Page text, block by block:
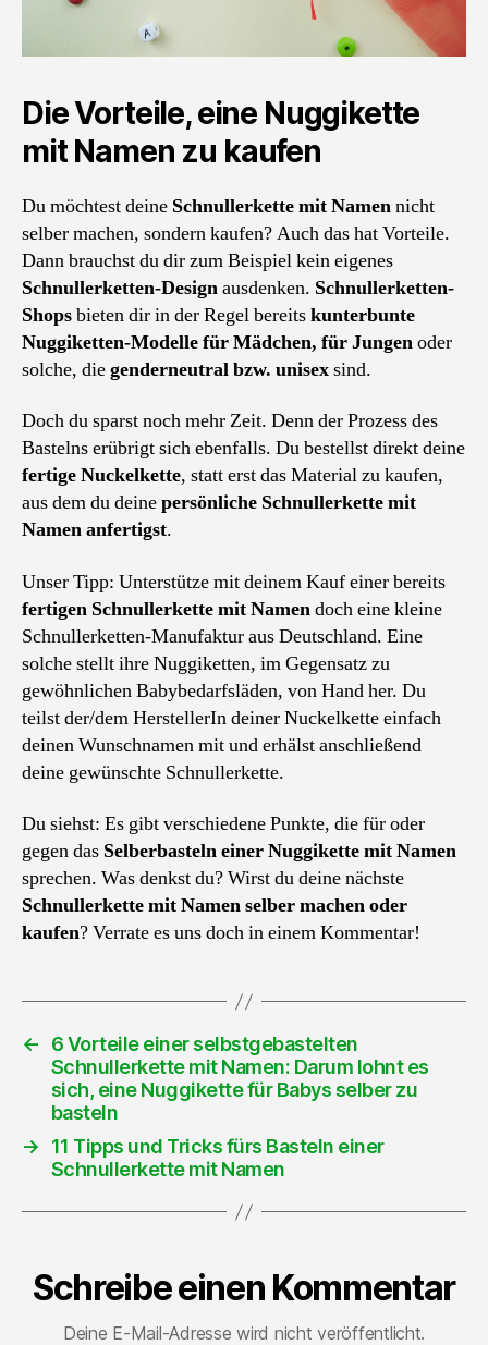
Die Vorteile, eine Nuggikette
mit Namen zu kaufen
Du möchtest deine Schnullerkette mit Namennicht
selber machen, sondern kaufen? Auch das hat Vorteile.
Dann brauchst du dir zum Beispiel kein eigenes
Schnullerketten-Designausdenken. Schnullerketten-
Shopsbieten dir in der Regel bereitskunterbunte
Nuggiketten-Modelle für Mädchen, für Jungenoder
solche, diegenderneutral bzw. unisexsind.
Doch du sparst noch mehr Zeit. Denn der Prozess des
Bastelns erübrigt sich ebenfalls. Du bestellst direkt deine
fertige Nuckelkette, statt erst das Material zu kaufen,
aus dem du deinepersönliche Schnullerkette mit
Namen anfertigst.
Unser Tipp: Unterstütze mit deinem Kauf einer bereits
fertigen Schnullerkette mit Namendoch eine kleine
Schnullerketten-Manufaktur aus Deutschland. Eine
solche stellt ihre Nuggiketten, im Gegensatz zu
gewöhnlichen Babybedarfsläden, von Hand her. Du
teilst der/dem HerstellerIn deiner Nuckelkette einfach
deinen Wunschnamen mit und erhälst anschließend
deine gewünschte Schnullerkette.
Du siehst: Es gibt verschiedene Punkte, die für oder
gegen das Selberbasteln einer Nuggikette mit Namen
sprechen. Was denkst du? Wirst du deine nächste
Schnullerkette mit Namen selber machen oder
kaufen? Verrate es uns doch in einem Kommentar!
←
6 Vorteile einer selbstgebastelten
Schnullerkette mit Namen: Darum lohnt es
sich, eine Nuggikette für Babys selber zu
basteln
→
11 Tipps und Tricks fürs Basteln einer
Schnullerkette mit Namen
Schreibe einen Kommentar
Deine E-Mail-Adresse wird nicht veröffentlicht.